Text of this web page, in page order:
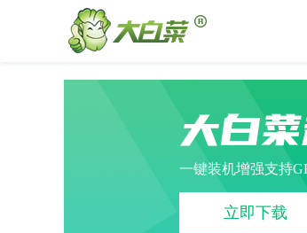
大白
一键装机增强支持
立即下载